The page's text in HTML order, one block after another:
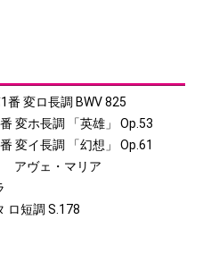
番 変ロ長調 BWV 825
変ホ長調 「英雄」 Op.53
変イ長調 「幻想」 Op.61
アヴェ・マリア
短調 S.178